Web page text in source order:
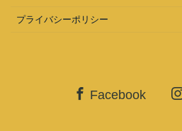
プライバシーポリシー
Facebook